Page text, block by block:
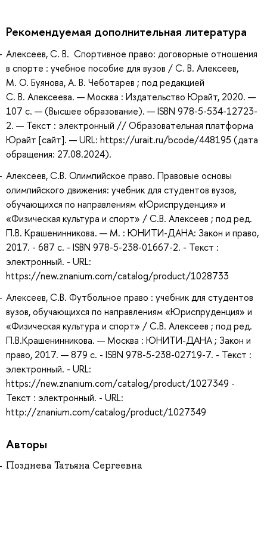
Рекомендуемая дополнительная литература
Алексеев, С. В. Спортивное право: договорные отношения
в спорте : учебное пособие для вузов / С. В. Алексеев,
М. О. Буянова, А. В. Чеботарев ; под редакцией
С. В. Алексеева. — Москва : Издательство Юрайт, 2020. —
107 с. — (Высшее образование). — ISBN 978-5-534-12723-
2. — Текст : электронный // Образовательная платформа
Юрайт [сайт]. — URL: https://urait.ru/bcode/448195 (дата
обращения: 27.08.2024).
Алексеев, С.В. Олимпийское право. Правовые основы
олимпийского движения: учебник для студентов вузов,
обучающихся по направлениям «Юриспруденция» и
«Физическая культура и спорт» / С.В. Алексеев ; под ред.
П.В. Крашенинникова. — М. : ЮНИТИ-ДАНА: Закон и право,
2017. - 687 с. - ISBN 978-5-238-01667-2. - Текст :
электронный. - URL:
https://new.znanium.com/catalog/product/1028733
Алексеев, С.В. Футбольное право : учебник для студентов
вузов, обучающихся по направлениям «Юриспруденция» и
«Физическая культура и спорт» / С.В. Алексеев ; под ред.
П.В.Крашенинникова. — Москва : ЮНИТИ-ДАНА ; Закон и
право, 2017. — 879 с. - ISBN 978-5-238-02719-7. - Текст :
электронный. - URL:
https://new.znanium.com/catalog/product/1027349 -
Текст : электронный. - URL:
http://znanium.com/catalog/product/1027349
Авторы
Позднева Татьяна Сергеевна